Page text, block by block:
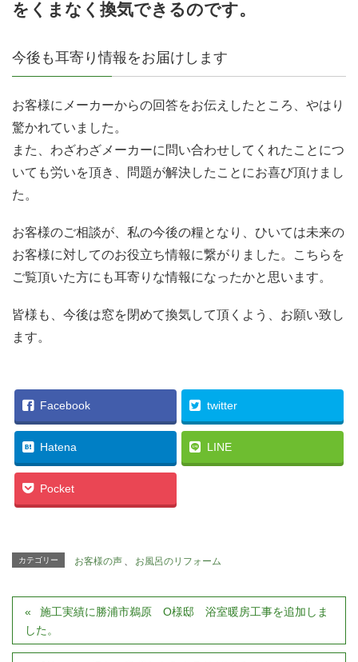
をくまなく換気できるのです。
今後も耳寄り情報をお届けします
お客様にメーカーからの回答をお伝えしたところ、やはり
驚かれていました。
また、わざわざメーカーに問い合わせしてくれたことにつ
いても労いを頂き、問題が解決したことにお喜び頂けまし
た。
お客様のご相談が、私の今後の糧となり、ひいては未来の
お客様に対してのお役立ち情報に繋がりました。こちらを
ご覧頂いた方にも耳寄りな情報になったかと思います。
皆様も、今後は窓を閉めて換気して頂くよう、お願い致し
ます。
Facebook twitter
Hatena LINE
Pocket
カテゴリー お客様の声 、 お風呂のリフォーム
施工実績に勝浦市鵜原 O様邸 浴室暖房工事を追加しま
した。